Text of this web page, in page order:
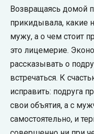
Возвращаясь домой
прикидывала, какие
мужу, а о чем стоит
это лицемерие.
рассказывать о
встречаться. К
исправить: подруга
свои объятия, а с
самостоятельно, и